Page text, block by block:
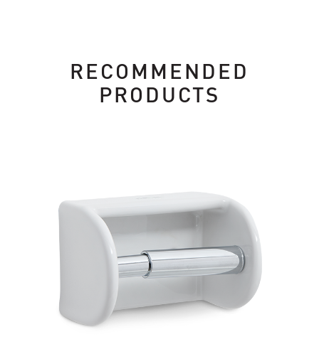
RECOMMENDED
PRODUCTS